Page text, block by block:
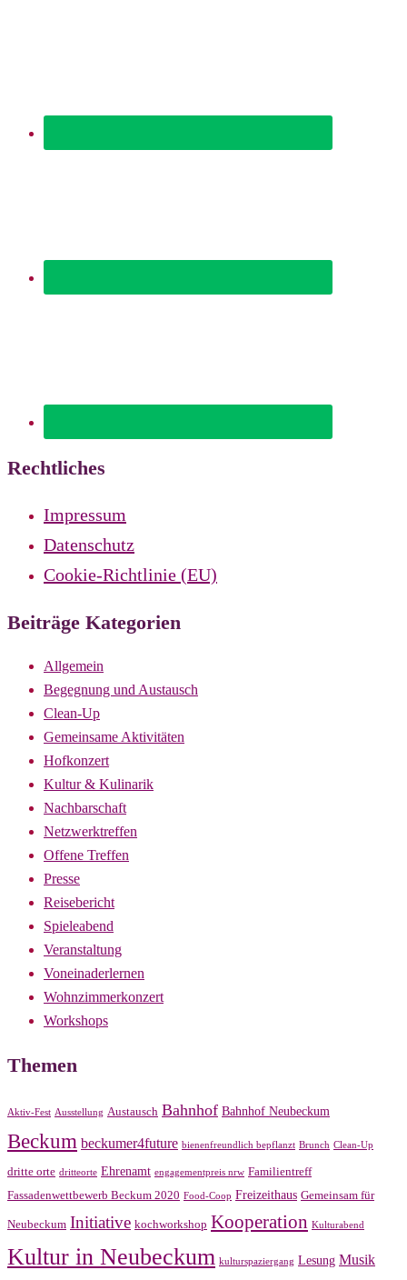
Rechtliches
Impressum
Datenschutz
Cookie-Richtlinie (EU)
Beiträge Kategorien
Allgemein
Begegnung und Austausch
Clean-Up
Gemeinsame Aktivitäten
Hofkonzert
Kultur & Kulinarik
Nachbarschaft
Netzwerktreffen
Offene Treffen
Presse
Reisebericht
Spieleabend
Veranstaltung
Voneinaderlernen
Wohnzimmerkonzert
Workshops
Themen
Aktiv-Fest Ausstellung Austausch Bahnhof Bahnhof Neubeckum
Beckum beckumer4future bienenfreundlich bepflanzt Brunch Clean-Up
dritte orte dritteorte Ehrenamt engagementpreis nrw Familientreff
Fassadenwettbewerb Beckum 2020 Food-Coop Freizeithaus Gemeinsam für
Neubeckum Initiative kochworkshop Kooperation Kulturabend
Kultur in Neubeckum kulturspaziergang Lesung Musik